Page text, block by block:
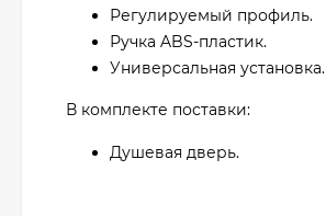
Регулируемый профиль.
Ручка ABS-пластик.
Универсальная установка.
В комплекте поставки:
Душевая дверь.